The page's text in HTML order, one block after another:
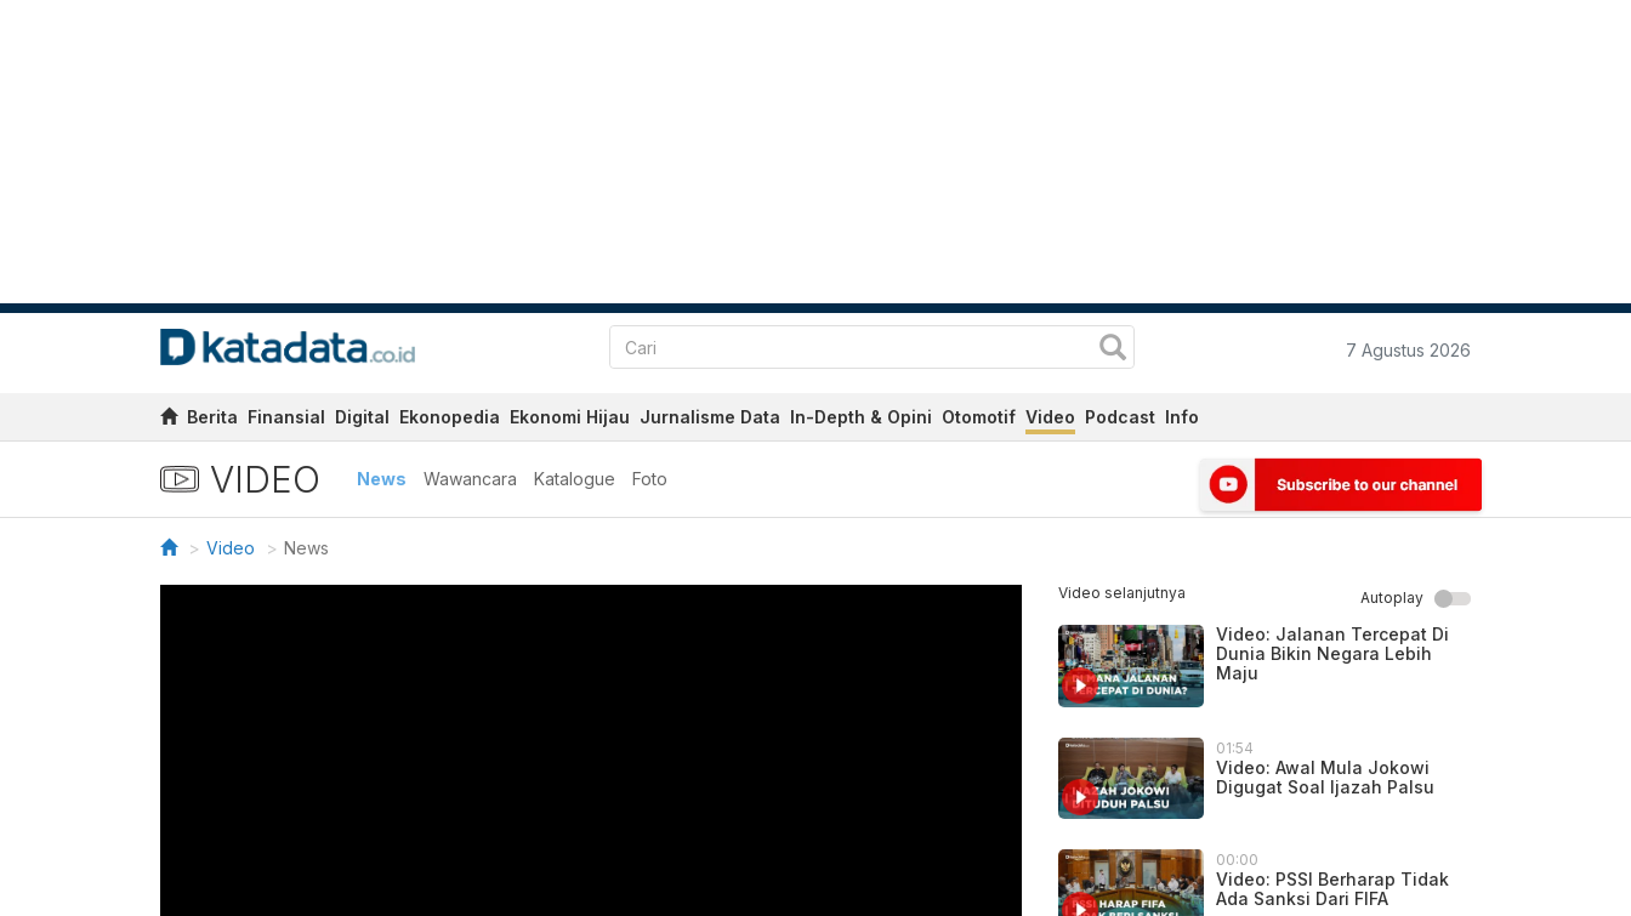
7 Agustus 2026
Berita Finansial Digital Ekonopedia Ekonomi Hijau Jurnalisme Data In-Depth & Opini Otomotif Video Podcast Info
VIDEO News Wawancara Katalogue Foto
Video News
Video selanjutnya Autoplay
Video: Jalanan Tercepat Di
Dunia Bikin Negara Lebih
Maju
01:54
Video: Awal Mula Jokowi
Digugat Soal Ijazah Palsu
00:00
Video: PSSI Berharap Tidak
Ada Sanksi Dari FIFA